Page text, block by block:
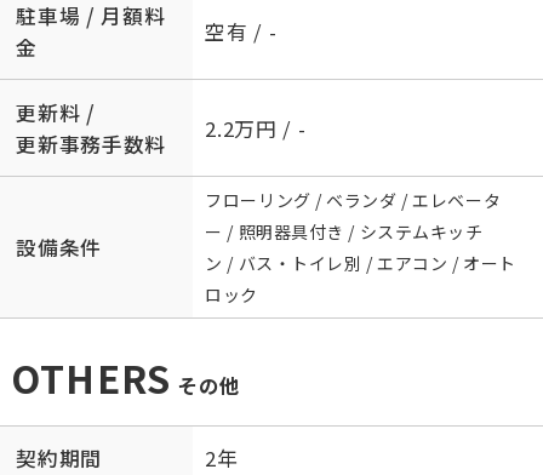
駐車場 / 月額料
金
空有 / -
更新料 /
更新事務手数料
2.2万円 / -
設備条件
フローリング / ベランダ / エレベータ
ー / 照明器具付き / システムキッチ
ン / バス・トイレ別 / エアコン / オート
ロック
OTHERS その他
契約期間 2年